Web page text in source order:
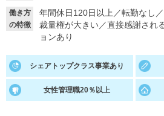
適職診断
あなたに合う仕事を診断！
就活時事ニュースを更新
働き方
の特徴
年間休日120日以上 ／転勤なし ／
裁量権が大きい／直接感謝され
ョンあり
シェアトップクラス事業あり
女性管理職20％以上